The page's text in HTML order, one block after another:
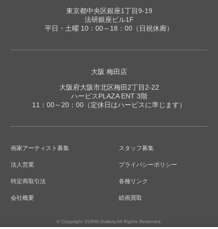
東京都中央区銀座1丁目9-19
法研銀座ビル1F
平日・土曜 10：00～18：00（日祝休廊）
大阪 梅田店
大阪府大阪市北区梅田2丁目2-22
ハービスPLAZA ENT 3階
11：00～20：00（定休日はハービスに準じます）
画家アーティスト募集 スタッフ募集
法人営業 プライバシーポリシー
特定商取引法 各種リンク
会社概要 絵画買取
© Copyright SUIHA Gallery.All Rights Reserved.